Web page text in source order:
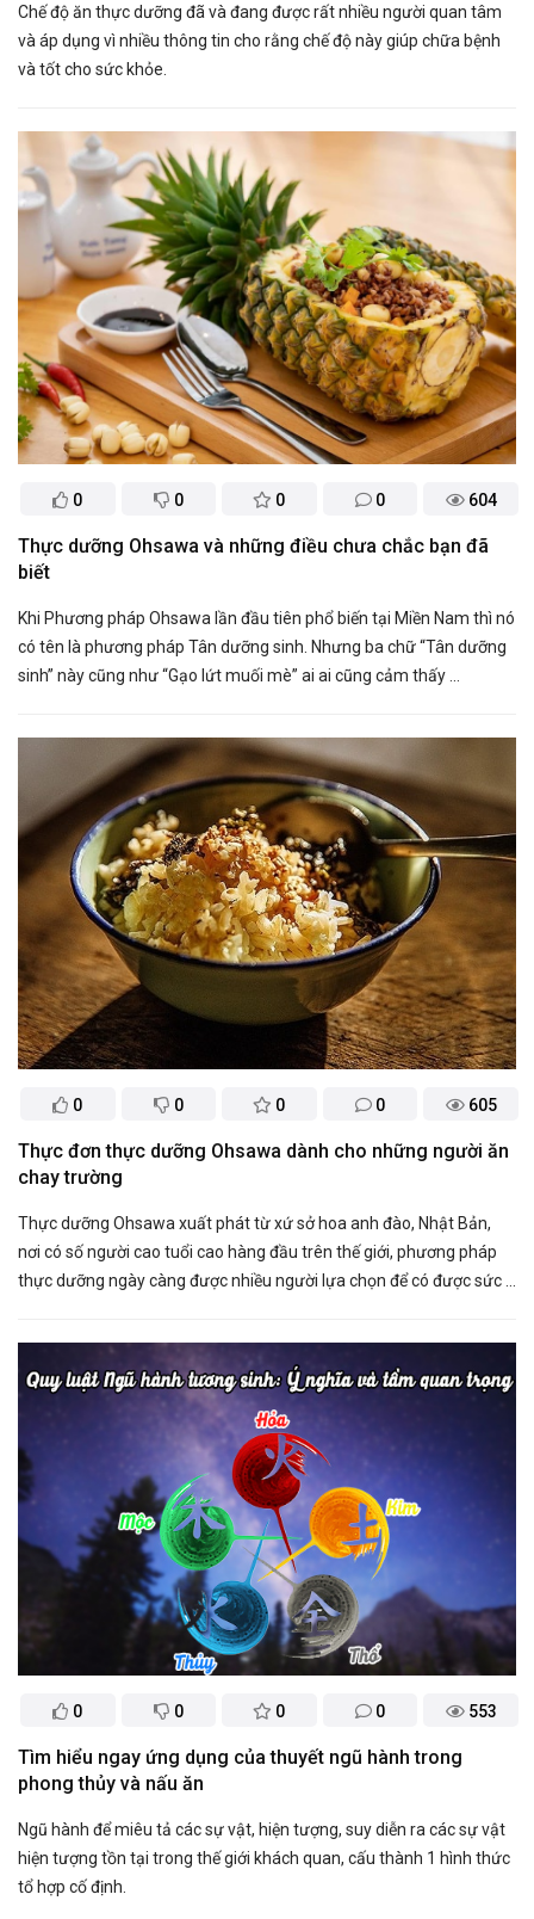
Chế độ ăn thực dưỡng đã và đang được rất nhiều người quan tâm
và áp dụng vì nhiều thông tin cho rằng chế độ này giúp chữa bệnh
và tốt cho sức khỏe.
0 0 0 0 604
Thực dưỡng Ohsawa và những điều chưa chắc bạn đã
biết
Khi Phương pháp Ohsawa lần đầu tiên phổ biến tại Miền Nam thì nó
có tên là phương pháp Tân dưỡng sinh. Nhưng ba chữ “Tân dưỡng
sinh” này cũng như “Gạo lứt muối mè” ai ai cũng cảm thấy ...
0 0 0 0 605
Thực đơn thực dưỡng Ohsawa dành cho những người ăn
chay trường
Thực dưỡng Ohsawa xuất phát từ xứ sở hoa anh đào, Nhật Bản,
nơi có số người cao tuổi cao hàng đầu trên thế giới, phương pháp
thực dưỡng ngày càng được nhiều người lựa chọn để có được sức ...
0 0 0 0 553
Tìm hiểu ngay ứng dụng của thuyết ngũ hành trong
phong thủy và nấu ăn
Ngũ hành để miêu tả các sự vật, hiện tượng, suy diễn ra các sự vật
hiện tượng tồn tại trong thế giới khách quan, cấu thành 1 hình thức
tổ hợp cố định.